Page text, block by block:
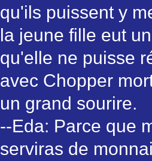
qu'ils puissent y
la jeune fille eut
qu'elle ne puisse
avec Chopper
un grand sourire.
--Eda: Parce que
serviras de